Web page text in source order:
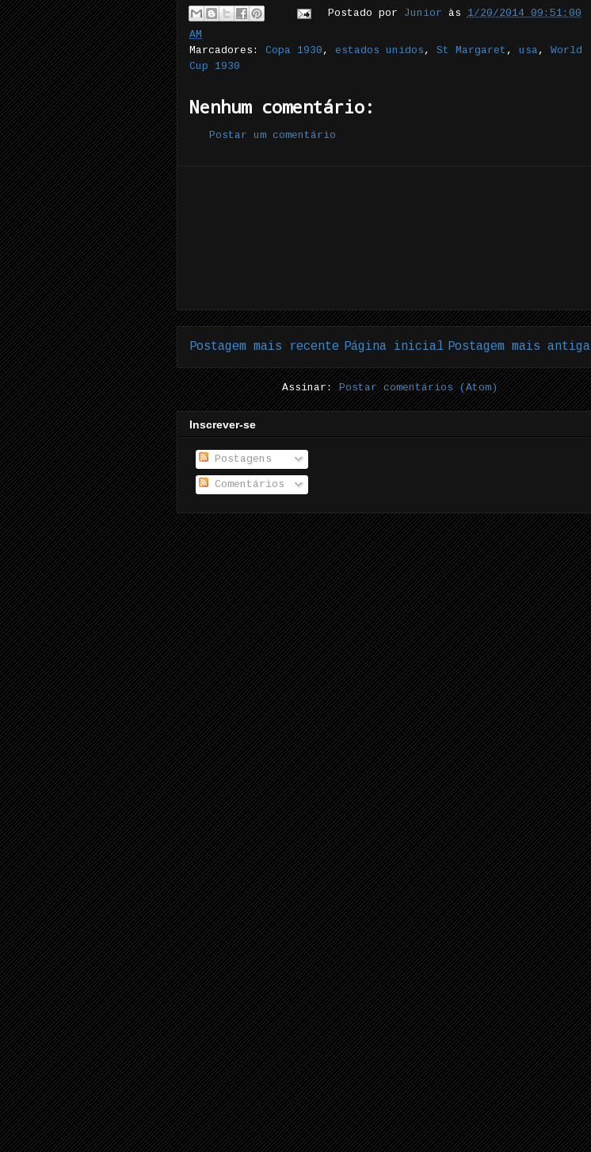
Postado por Junior às 1/20/2014 09:51:00
AM
Marcadores: Copa 1930 , estados unidos , St Margaret , usa , World
Cup 1930
Nenhum comentário:
Postar um comentário
Postagem mais recente Postagem mais antiga
Página inicial
Assinar:Postar comentários (Atom)
Inscrever-se
Postagens
Comentários